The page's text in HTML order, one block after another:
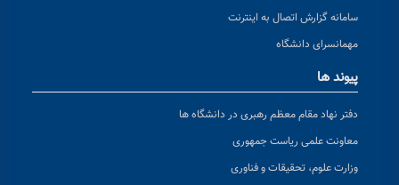
سامانه گزارش اتصال به اینترنت
مهمانسرای دانشگاه
پیوند ها
دفتر نهاد مقام معظم رهبری در دانشگاه ها
معاونت علمی ریاست جمهوری
وزارت علوم، تحقیقات و فناوری